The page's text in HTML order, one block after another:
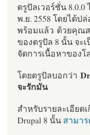
ดรูปัลเวอร์ชั่น 8.0.0
พ.ย. 2558 โดยได้ป
พร้อมแล้ว ด้วยคุณ
ของดรูปัล 8 นั้น จะ
จัดการเนื้อหาของ
โดยดรูปัลบอกว่า
จะรักมัน
สำหรับรายละเอีย
Drupal 8 นั้น สามา